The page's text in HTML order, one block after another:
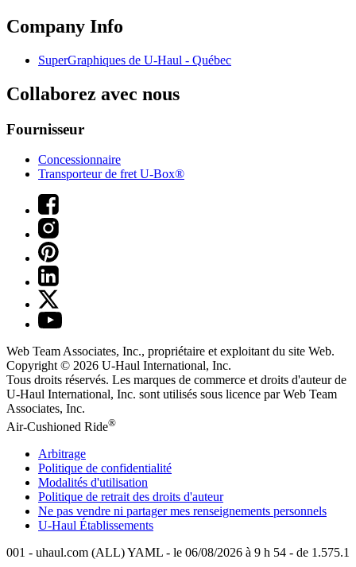
Company Info
SuperGraphiques de U-Haul - Québec
Collaborez avec nous
Fournisseur
Concessionnaire
Transporteur de fret U-Box®
Web Team Associates, Inc., propriétaire et exploitant du site Web.
Copyright © 2026 U-Haul International, Inc.
Tous droits réservés. Les marques de commerce et droits d'auteur de
U-Haul International, Inc. sont utilisés sous licence par Web Team
Associates, Inc.
Air-Cushioned Ride®
Arbitrage
Politique de confidentialité
Modalités d'utilisation
Politique de retrait des droits d'auteur
Ne pas vendre ni partager mes renseignements personnels
U-Haul Établissements
001 - uhaul.com (ALL) YAML - le 06/08/2026 à 9 h 54 - de 1.575.1